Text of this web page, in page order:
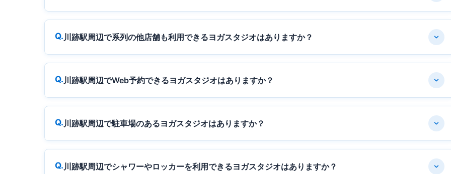
川跡駅周辺で系列の他店舗も利用できるヨガスタジオはありますか？
川跡駅周辺でWeb予約できるヨガスタジオはありますか？
川跡駅周辺で駐車場のあるヨガスタジオはありますか？
川跡駅周辺でシャワーやロッカーを利用できるヨガスタジオはありますか？